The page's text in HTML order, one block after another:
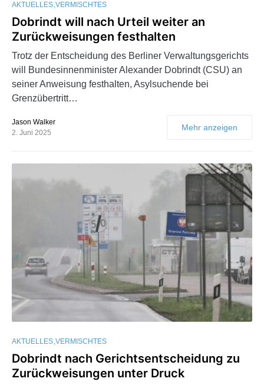
AKTUELLES VERMISCHTES
Dobrindt will nach Urteil weiter an
Zurückweisungen festhalten
Trotz der Entscheidung des Berliner Verwaltungsgerichts
will Bundesinnenminister Alexander Dobrindt (CSU) an
seiner Anweisung festhalten, Asylsuchende bei
Grenzübertritt…
Jason Walker
2. Juni 2025
Mehr anzeigen
AKTUELLES VERMISCHTES
Dobrindt nach Gerichtsentscheidung zu
Zurückweisungen unter Druck